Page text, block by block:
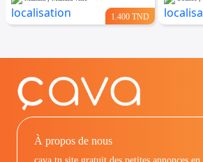
1.400 TND
À propos de nous